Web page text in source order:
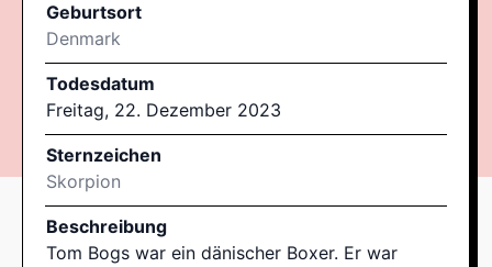
Geburtsort
Denmark
Todesdatum
Freitag, 22. Dezember 2023
Sternzeichen
Skorpion
Beschreibung
Tom Bogs war ein dänischer Boxer. Er war